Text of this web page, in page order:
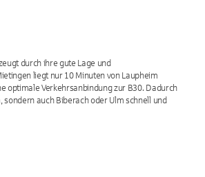
durch ihre gute Lage und
liegt nur 10 Minuten von Laupheim
optimale Verkehrsanbindung zur B30. Dadurch
sondern auch Biberach oder Ulm schnell und